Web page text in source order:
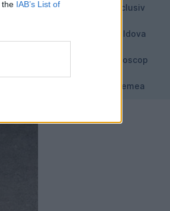
the IAB’s List of
Exclusiv
Moldova
Horoscop
Vremea